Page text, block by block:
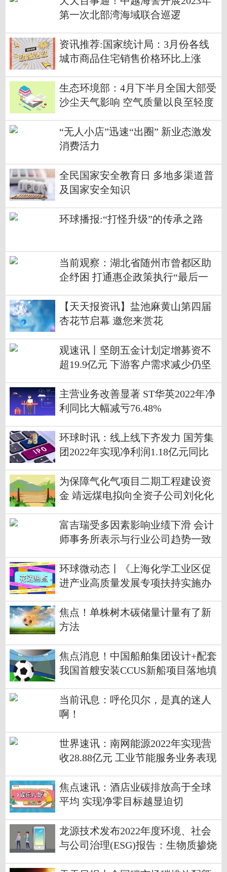
第一次北部湾海域联合巡逻
资讯推荐:国家统计局：3月份各线
城市商品住宅销售价格环比上涨
生态环境部：4月下半月全国大部受
沙尘天气影响 空气质量以良至轻度
“无人小店”迅速“出圈” 新业态激发
消费活力
全民国家安全教育日 多地多渠道普
及国家安全知识
环球播报:“打怪升级”的传承之路
当前观察：湖北省随州市曾都区助
企纾困 打通惠企政策执行“最后一
【天天报资讯】盐池麻黄山第四届
杏花节启幕 邀您来赏花
观速讯丨坚朗五金计划定增募资不
超19.9亿元 下游客户需求减少仍坚
主营业务改善显著 ST华英2022年净
利同比大幅减亏76.48%
环球时讯：线上线下齐发力 国芳集
团2022年实现净利润1.18亿元同比
为保障气化气项目二期工程建设资
金 靖远煤电拟向全资子公司刘化化
富吉瑞受多因素影响业绩下滑 会计
师事务所表示与行业公司趋势一致
环球微动态丨《上海化学工业区促
进产业高质量发展专项扶持实施办
持绿色低碳等三类化工项目
焦点！单株树木碳储量计量有了新
方法
焦点消息！中国船舶集团设计+配套
我国首艘安装CCUS新船项目落地填
当前讯息：呼伦贝尔，是真的迷人
啊！
世界速讯：南网能源2022年实现营
收28.88亿元 工业节能服务业务表现
焦点速讯：酒店业碳排放高于全球
平均 实现净零目标越显迫切
龙源技术发布2022年度环境、社会
与公司治理(ESG)报告：生物质掺烧